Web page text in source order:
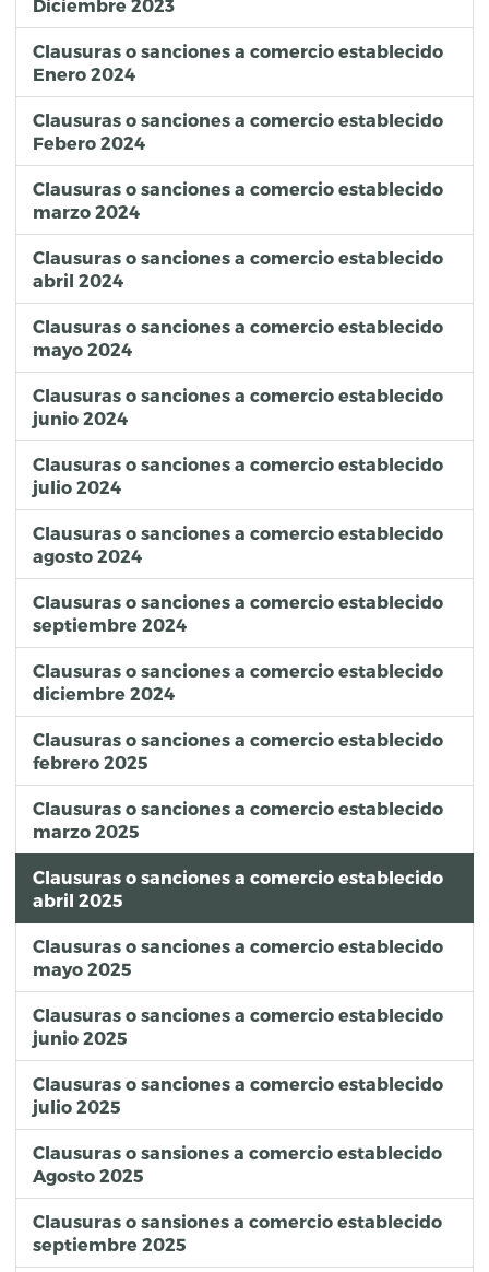
Diciembre 2023
Clausuras o sanciones a comercio establecido
Enero 2024
Clausuras o sanciones a comercio establecido
Febero 2024
Clausuras o sanciones a comercio establecido
marzo 2024
Clausuras o sanciones a comercio establecido
abril 2024
Clausuras o sanciones a comercio establecido
mayo 2024
Clausuras o sanciones a comercio establecido
junio 2024
Clausuras o sanciones a comercio establecido
julio 2024
Clausuras o sanciones a comercio establecido
agosto 2024
Clausuras o sanciones a comercio establecido
septiembre 2024
Clausuras o sanciones a comercio establecido
diciembre 2024
Clausuras o sanciones a comercio establecido
febrero 2025
Clausuras o sanciones a comercio establecido
marzo 2025
Clausuras o sanciones a comercio establecido
abril 2025
Clausuras o sanciones a comercio establecido
mayo 2025
Clausuras o sanciones a comercio establecido
junio 2025
Clausuras o sanciones a comercio establecido
julio 2025
Clausuras o sansiones a comercio establecido
Agosto 2025
Clausuras o sansiones a comercio establecido
septiembre 2025